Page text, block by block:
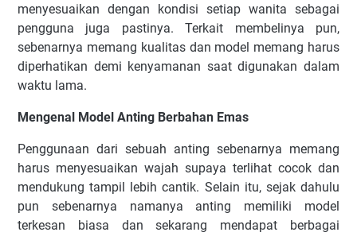
menyesuaikan dengan kondisi setiap wanita sebagai
pengguna juga pastinya. Terkait membelinya pun,
sebenarnya memang kualitas dan model memang harus
diperhatikan demi kenyamanan saat digunakan dalam
waktu lama.
Mengenal Model Anting Berbahan Emas
Penggunaan dari sebuah anting sebenarnya memang
harus menyesuaikan wajah supaya terlihat cocok dan
mendukung tampil lebih cantik. Selain itu, sejak dahulu
pun sebenarnya namanya anting memiliki model
terkesan biasa dan sekarang mendapat berbagai